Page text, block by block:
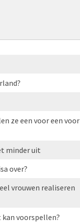
ze een voor een voor
minder uit
over?
vrouwen realiseren
kan voorspellen?